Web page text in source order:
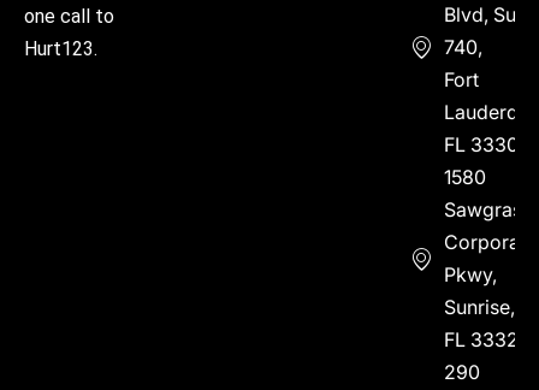
one call to
Hurt123.
Blvd, Suite
740,
Fort
FL 33304
1580
Sawgrass
Corporate
Pkwy,
Sunrise,
FL 33323
290